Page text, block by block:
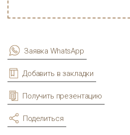
Заявка WhatsApp
Добавить в закладки
Получить презентацию
Поделиться